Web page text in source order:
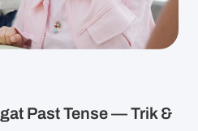
Past Tense — Trik &